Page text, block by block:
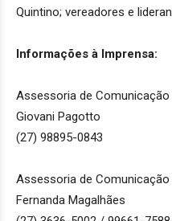
Quintino; vereadores e
Informações à Imprensa:
Assessoria de Comunicação
Giovani Pagotto
(27) 98895-0843
Assessoria de Comunicação
Fernanda Magalhães